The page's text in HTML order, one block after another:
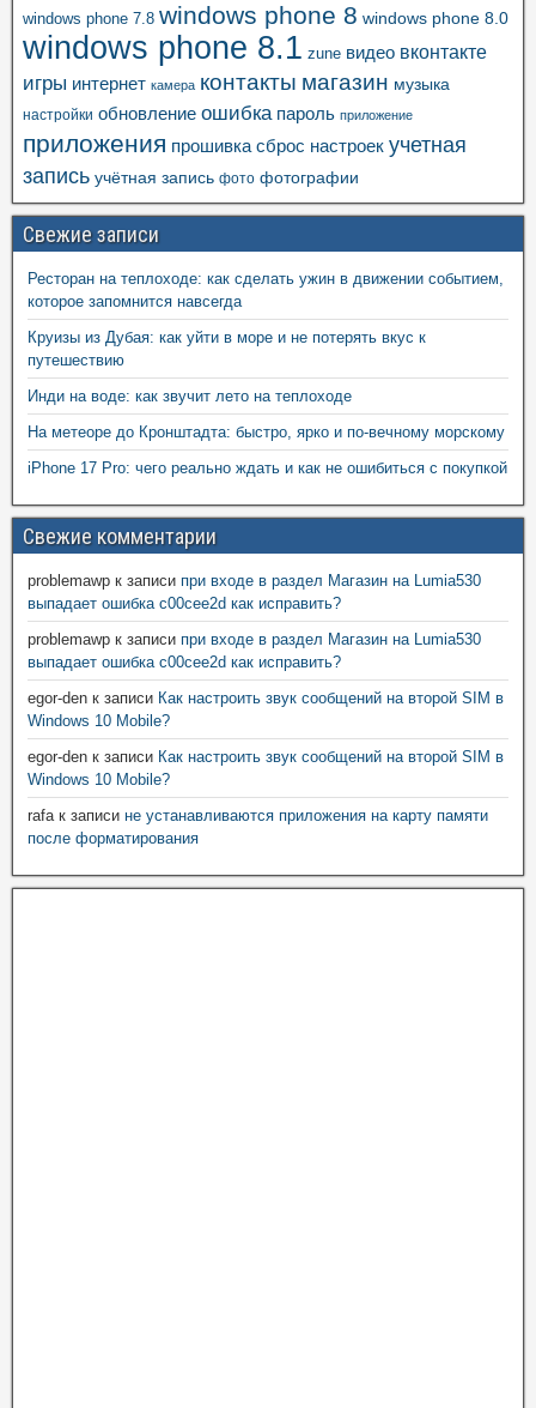
windows phone 7.8 windows phone 8 windows phone 8.0
windows phone 8.1 zune видео вконтакте
игры интернет камера контакты магазин музыка
настройки обновление ошибка пароль приложение
приложения прошивка сброс настроек учетная
запись учётная запись фото фотографии
Свежие записи
Ресторан на теплоходе: как сделать ужин в движении событием,
которое запомнится навсегда
Круизы из Дубая: как уйти в море и не потерять вкус к
путешествию
Инди на воде: как звучит лето на теплоходе
На метеоре до Кронштадта: быстро, ярко и по-вечному морскому
iPhone 17 Pro: чего реально ждать и как не ошибиться с покупкой
Свежие комментарии
problemawp к записи при входе в раздел Магазин на Lumia530
выпадает ошибка c00cee2d как исправить?
problemawp к записи при входе в раздел Магазин на Lumia530
выпадает ошибка c00cee2d как исправить?
egor-den к записи Как настроить звук сообщений на второй SIM в
Windows 10 Mobile?
egor-den к записи Как настроить звук сообщений на второй SIM в
Windows 10 Mobile?
rafaк записи не устанавливаются приложения на карту памяти
после форматирования